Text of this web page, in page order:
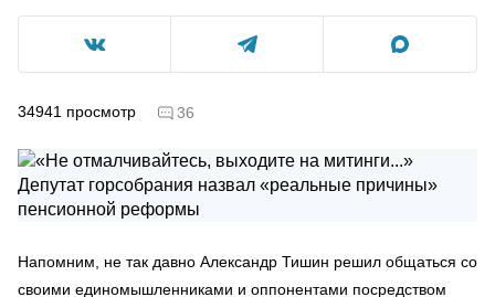
34941 просмотр 36
Напомним, не так давно Александр Тишин решил общаться со
своими единомышленниками и оппонентами посредством